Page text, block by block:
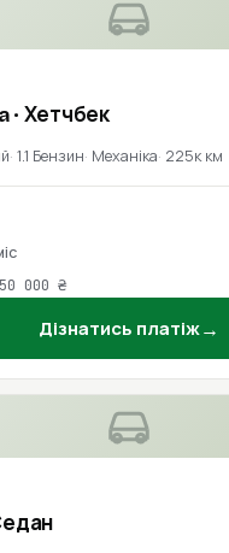
· Хетчбек
1.1 Бензин Механіка 225к км
000 ₴
Дізнатись платіж→